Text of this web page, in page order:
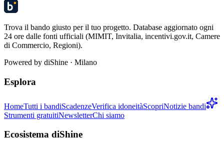
Trova il bando giusto per il tuo progetto. Database aggiornato ogni
24 ore dalle fonti ufficiali (MIMIT, Invitalia, incentivi.gov.it, Camere
di Commercio, Regioni).
Powered by diShine · Milano
Esplora
HomeTutti i bandiScadenzeVerifica idoneitàScopriNotizie bandi
Strumenti gratuitiNewsletterChi siamo
Ecosistema diShine